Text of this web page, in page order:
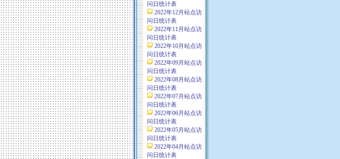
问日统计表
2022年12月站点访
问日统计表
2022年11月站点访
问日统计表
2022年10月站点访
问日统计表
2022年09月站点访
问日统计表
2022年08月站点访
问日统计表
2022年07月站点访
问日统计表
2022年06月站点访
问日统计表
2022年05月站点访
问日统计表
2022年04月站点访
问日统计表